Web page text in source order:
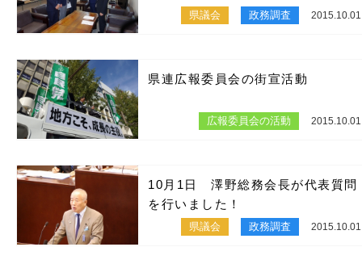
県議会 政務調査 2015.10.01
県連広報委員会の街宣活動
広報委員会の活動 2015.10.01
10月1日 澤野総務会長が代表質問
を行いました！
県議会 政務調査 2015.10.01